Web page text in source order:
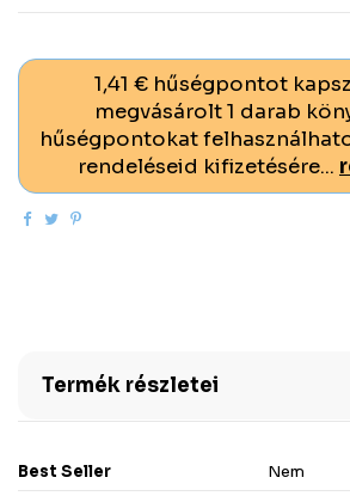
1,41 € hűségpontot
megvásárolt 1 darab
hűségpontokat
rendeléseid kifizetésére...
Termék részletei
Best Seller Nem